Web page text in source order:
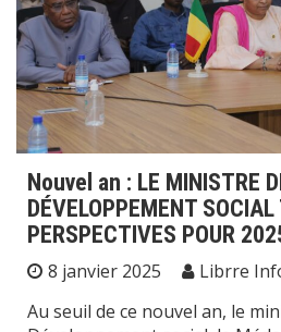
Nouvel an : LE MINISTRE
DÉVELOPPEMENT
PERSPECTIVES POUR
8 janvier 2025 Librre
Au seuil de ce nouvel an, le